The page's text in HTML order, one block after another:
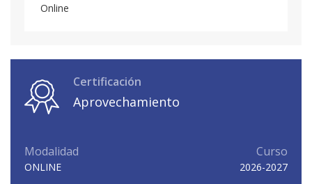
Online
Certificación
Aprovechamiento
Modalidad
ONLINE
Curso
2026-2027